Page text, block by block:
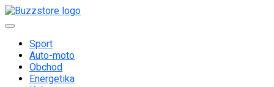
Skip
to
Primary
Sport
Auto-moto
Obchod
Energetika